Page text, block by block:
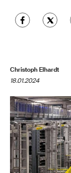
Christoph Elhardt
18.01.2024